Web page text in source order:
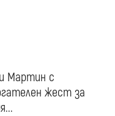
Мартин с
жест за